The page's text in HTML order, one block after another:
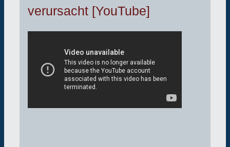
verursacht [YouTube]